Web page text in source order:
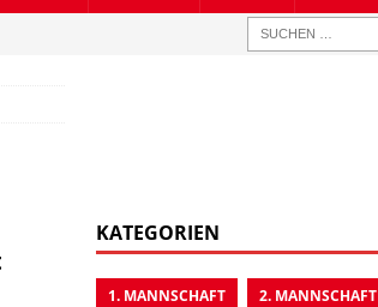
KATEGORIEN
1. MANNSCHAFT 2. MANNSCHAFT